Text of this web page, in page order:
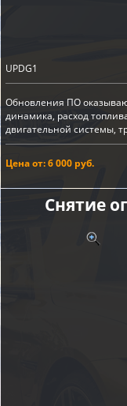
UPDG1
Обновления ПО
динамика, расход
двигательной системы,
Цена от: 6 000 руб.
Снятие